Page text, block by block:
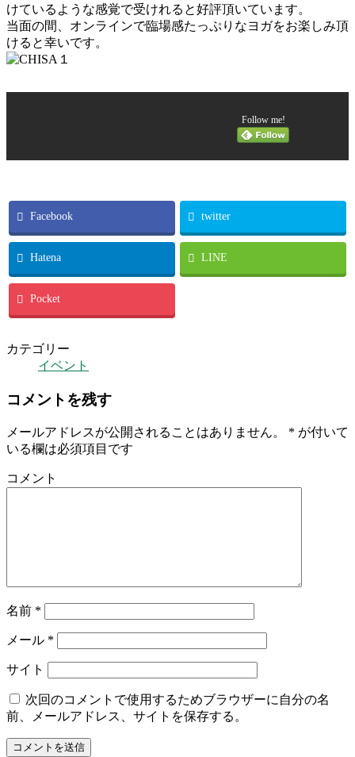
けているような感覚で受けれると好評頂いています。
当面の間、オンラインで臨場感たっぷりなヨガをお楽しみ頂
けると幸いです。
Follow me!
Facebook twitter
Hatena LINE
Pocket
カテゴリー
イベント
コメントを残す
メールアドレスが公開されることはありません。 * が付いて
いる欄は必須項目です
コメント
名前 *
メール *
サイト
次回のコメントで使用するためブラウザーに自分の名
前、メールアドレス、サイトを保存する。